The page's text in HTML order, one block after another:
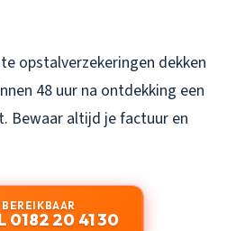
opstalverzekeringen dekken
48 uur na ontdekking een
Bewaar altijd je factuur en
BEREIKBAAR
0182 20 41 30